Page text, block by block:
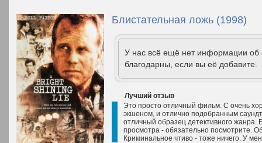
Блистательная ложь (1998)
У нас всё ещё нет информации
благодарны, если вы её добавите.
Лучший отзыв
Это просто отличный фильм. С очень
экшеном, и отлично подобранным
отличный образец детективного жанра.
просмотра - обязательно посмотрите.
Криминальное чтиво - тоже ничего. У